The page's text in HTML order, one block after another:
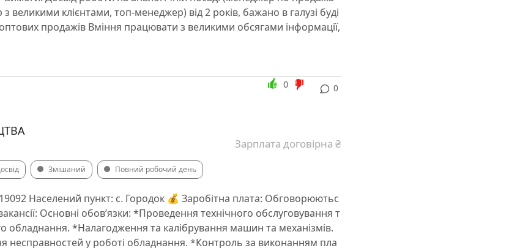
клієнтами, топ-менеджер) від 2 років, бажано в галузі буді
продажів Вміння працювати з великими обсягами інформації,
0
0
Зарплата договірна ₴
Змішаний Повний робочий день
Населений пункт: с. Городок 💰 Заробітна плата: Обговорюютьс
Основні обов’язки: *Проведення технічного обслуговування т
обладнання. *Налагодження та калібрування машин та механізмів.
несправностей у роботі обладнання. *Контроль за виконанням пла